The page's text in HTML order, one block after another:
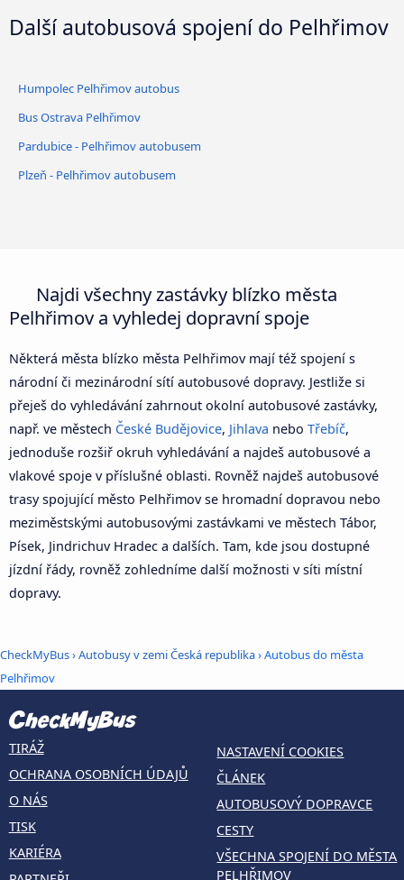
Další autobusová spojení do Pelhřimov
Humpolec Pelhřimov autobus
Bus Ostrava Pelhřimov
Pardubice - Pelhřimov autobusem
Plzeň - Pelhřimov autobusem
Najdi všechny zastávky blízko města
Pelhřimov a vyhledej dopravní spoje
Některá města blízko města Pelhřimov mají též spojení s
národní či mezinárodní sítí autobusové dopravy. Jestliže si
přeješ do vyhledávání zahrnout okolní autobusové zastávky,
např. ve městech České Budějovice, Jihlava nebo Třebíč,
jednoduše rozšiř okruh vyhledávání a najdeš autobusové a
vlakové spoje v příslušné oblasti. Rovněž najdeš autobusové
trasy spojující město Pelhřimov se hromadní dopravou nebo
meziměstskými autobusovými zastávkami ve městech Tábor,
Písek, Jindrichuv Hradec a dalších. Tam, kde jsou dostupné
jízdní řády, rovněž zohledníme další možnosti v síti místní
dopravy.
CheckMyBus›Autobusy v zemi Česká republika› Autobus do města
Pelhřimov
TIRÁŽ
OCHRANA OSOBNÍCH ÚDAJŮ
O NÁS
TISK
KARIÉRA
NASTAVENÍ COOKIES
ČLÁNEK
AUTOBUSOVÝ DOPRAVCE
CESTY
VŠECHNA SPOJENÍ DO MĚSTA
PELHŘIMOV